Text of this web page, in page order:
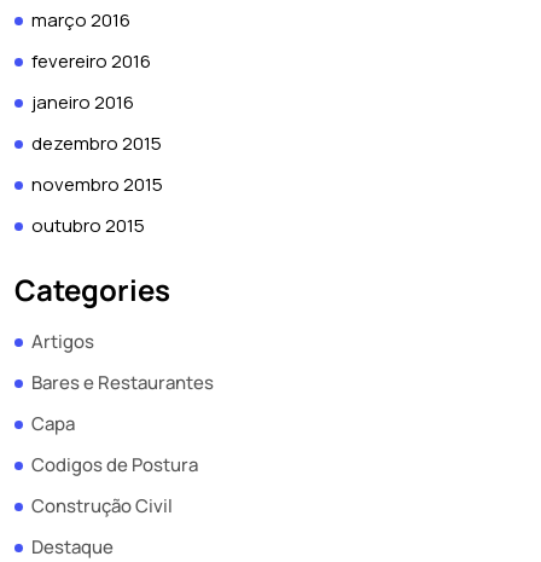
março 2016
fevereiro 2016
janeiro 2016
dezembro 2015
novembro 2015
outubro 2015
Categories
Artigos
Bares e Restaurantes
Capa
Codigos de Postura
Construção Civil
Destaque